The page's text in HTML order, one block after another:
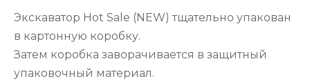
Экскаватор Hot Sale (NEW) тщательно упакован
в картонную коробку.
Затем коробка заворачивается в защитный
упаковочный материал.